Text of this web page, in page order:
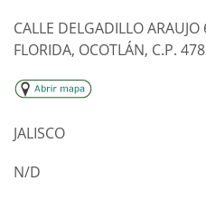
CALLE DELGADILLO
FLORIDA, OCOTLÁN, C.P.
JALISCO
N/D